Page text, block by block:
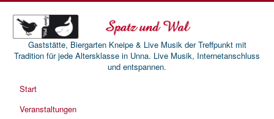
Gaststätte, Biergarten Kneipe & Live Musik der Treffpunkt mit
Tradition für jede Altersklasse in Unna. Live Musik, Internetanschluss
und entspannen.
Start
Veranstaltungen